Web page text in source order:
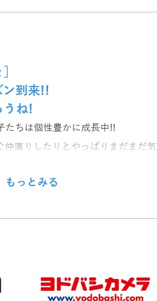
ン到来!!
うね!
たちは個性豊かに成長中!!
仲直りしたりとやっぱりまだまだ気
梓と神子たちは河川敷の野原へピク
子の犬だろう。
たちを制し、梓たちの飼い主探しが
もっとみる